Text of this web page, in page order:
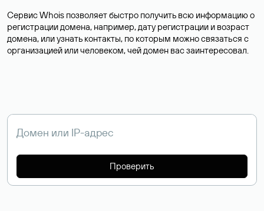
Сервис Whois позволяет быстро получить всю информацию о
регистрации домена, например, дату регистрации и возраст
домена, или узнать контакты, по которым можно связаться с
организацией или человеком, чей домен вас заинтересовал.
Проверить